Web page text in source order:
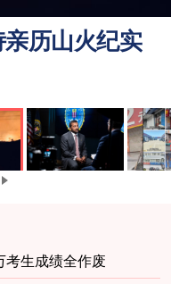
历山火纪实
考生成绩全作废